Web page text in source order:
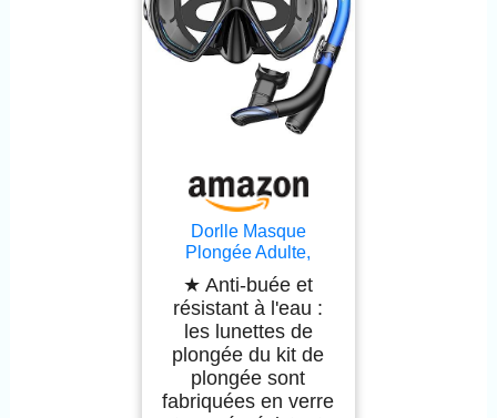
Dorlle Masque
Plongée Adulte,
Masque Tuba est en
Verre Trempé,
Masque de Plongée
Anti buée et étanche,
Masque Snorkeling
équipé d'un Tube de
Respiration sèche de
★ Anti-buée et
résistant à l'eau :
les lunettes de
plongée du kit de
plongée sont
fabriquées en verre